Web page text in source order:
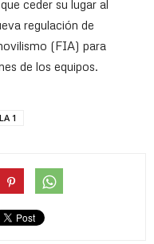
ceder su lugar al
regulación de
(FIA) para
de los equipos.
1